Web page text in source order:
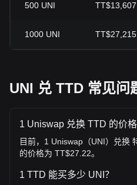
500 UNI
1000 UNI
UNI 兑 TTD 常见问
1 Uniswap 兑换 TTD 的价格
目前，1 Uniswap（UNI）兑换
的价格为 TT$27.22。
1 TTD 能买多少 UNI？